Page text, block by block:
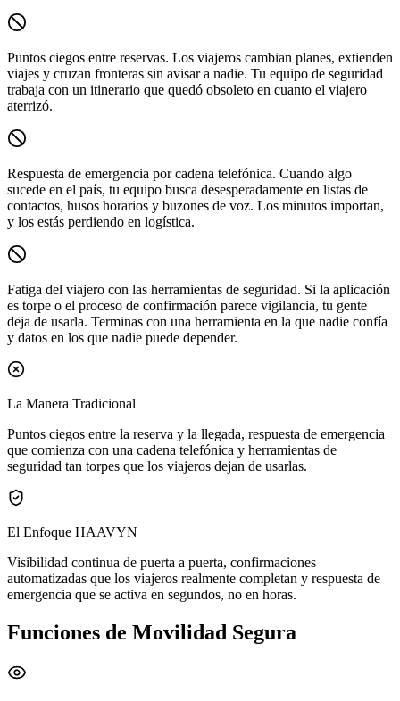
Puntos ciegos entre reservas. Los viajeros cambian planes, extienden
viajes y cruzan fronteras sin avisar a nadie. Tu equipo de seguridad
trabaja con un itinerario que quedó obsoleto en cuanto el viajero
aterrizó.
Respuesta de emergencia por cadena telefónica. Cuando algo
sucede en el país, tu equipo busca desesperadamente en listas de
contactos, husos horarios y buzones de voz. Los minutos importan,
y los estás perdiendo en logística.
Fatiga del viajero con las herramientas de seguridad. Si la aplicación
es torpe o el proceso de confirmación parece vigilancia, tu gente
deja de usarla. Terminas con una herramienta en la que nadie confía
y datos en los que nadie puede depender.
La Manera Tradicional
Puntos ciegos entre la reserva y la llegada, respuesta de emergencia
que comienza con una cadena telefónica y herramientas de
seguridad tan torpes que los viajeros dejan de usarlas.
El Enfoque HAAVYN
Visibilidad continua de puerta a puerta, confirmaciones
automatizadas que los viajeros realmente completan y respuesta de
emergencia que se activa en segundos, no en horas.
Funciones de Movilidad Segura